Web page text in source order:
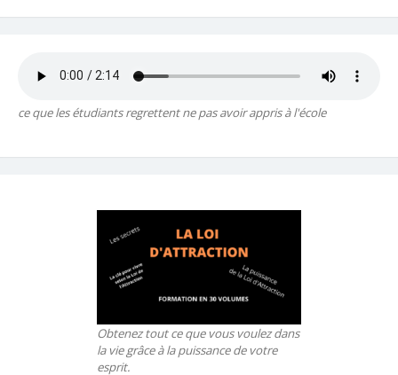
ce que les étudiants regrettent ne pas avoir appris à l'école
Obtenez tout ce que vous voulez dans
la vie grâce à la puissance de votre
esprit.